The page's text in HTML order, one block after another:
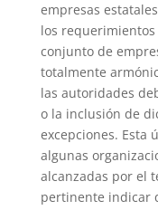
empresas
los
conjunto de
totalmente
las autoridades
o la inclusión de
excepciones. Esta
algunas
alcanzadas por el
pertinente indicar